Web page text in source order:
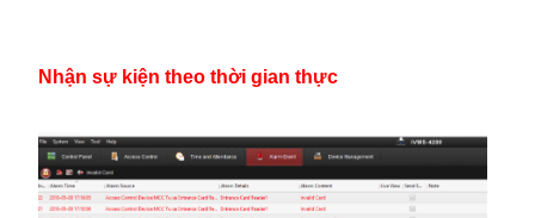
Nhận sự kiện theo thời gian thực